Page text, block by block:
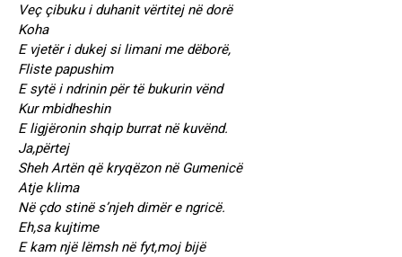
Veç çibuku i duhanit vërtitej në dorë
Koha
E vjetër i dukej si limani me dëborë,
Fliste papushim
E sytë i ndrinin për të bukurin vënd
Kur mbidheshin
E ligjëronin shqip burrat në kuvënd.
Ja,përtej
Sheh Artën që kryqëzon në Gumenicë
Atje klima
Në çdo stinë s’njeh dimër e ngricë.
Eh,sa kujtime
E kam një lëmsh në fyt,moj bijë